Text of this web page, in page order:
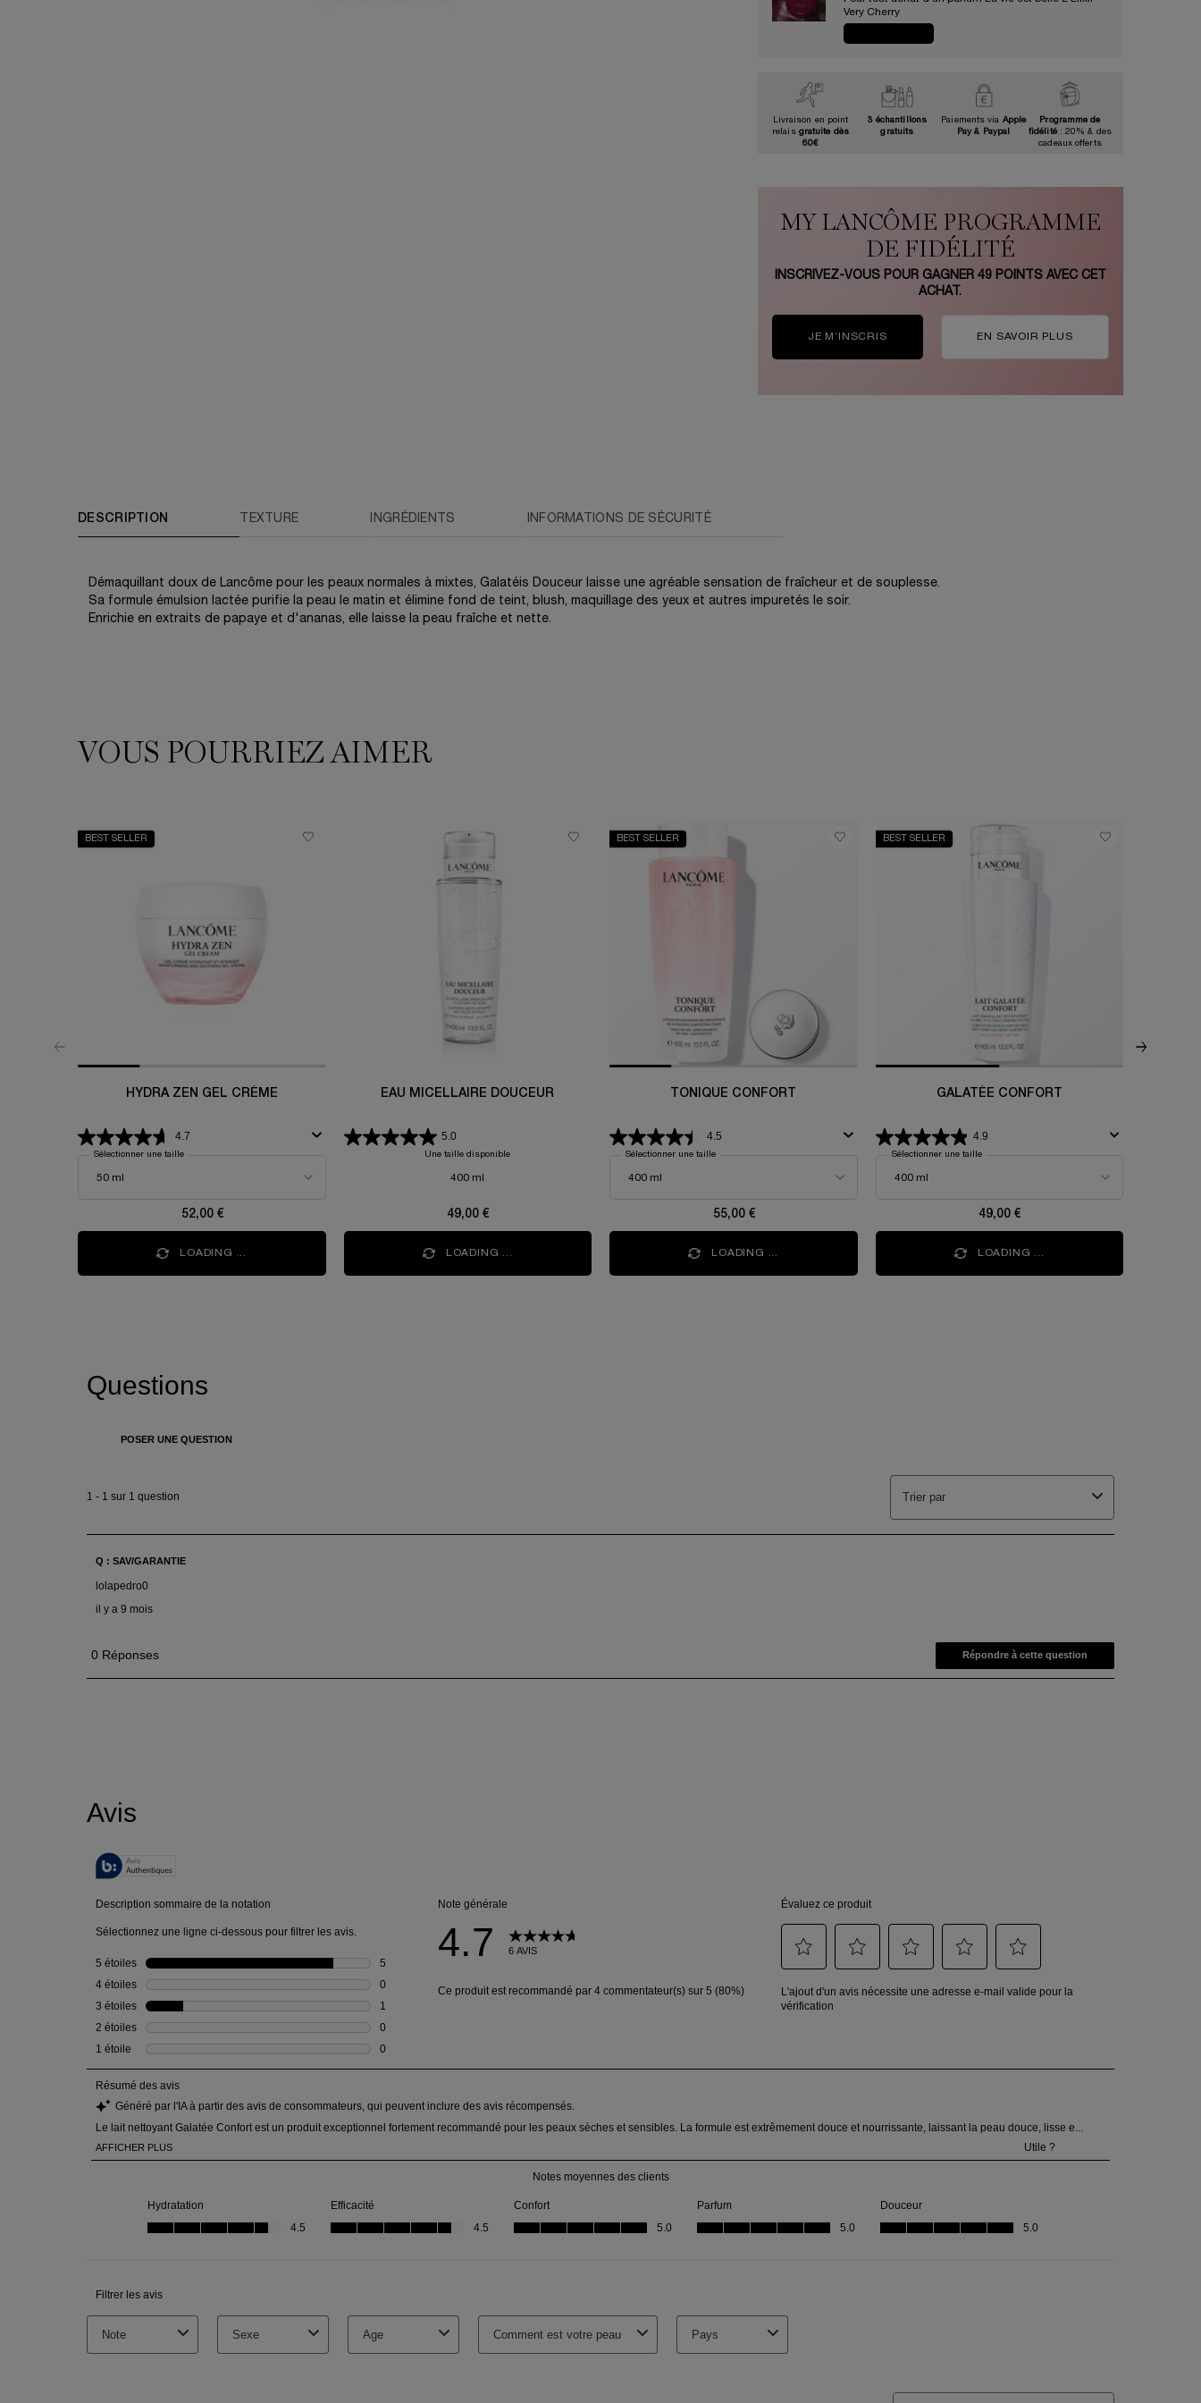
Very Cherry​
Livraison en point
relais gratuite dès
60€
3 échantillons
gratuits
Paiements via Apple
Pay & Paypal
Programme de
fidélité: 20% & des
cadeaux offerts
MY LANCÔME PROGRAMME
DE FIDÉLITÉ
INSCRIVEZ-VOUS POUR GAGNER 49POINTS AVEC CET
ACHAT.
JE M’INSCRIS EN SAVOIR PLUS
DESCRIPTION TEXTURE INGRÉDIENTS INFORMATIONS DE SÉCURITÉ
Démaquillant doux de Lancôme pour les peaux normales à mixtes, Galatéis Douceur laisse une agréable sensation de fraîcheur et de souplesse.
Sa formule émulsion lactée purifie la peau le matin et élimine fond de teint, blush, maquillage des yeux et autres impuretés le soir.
Enrichie en extraits de papaye et d'ananas, elle laisse la peau fraîche et nette.
VOUS POURRIEZ AIMERVOUS POURRIEZ AIMER
BEST SELLER
HYDRA ZEN GEL CRÈME
4.7
Sélectionner une taille
52,00 €
LOADING ...
EAU MICELLAIRE DOUCEUR
5.0
Une taille disponible
400 ml
49,00 €
LOADING ...
BEST SELLER
TONIQUE CONFORT
4.5
Sélectionner une taille
55,00 €
LOADING ...
BEST SELLER
GALATÉE CONFORT
4.9
Sélectionner une taille
49,00 €
LOADING ...